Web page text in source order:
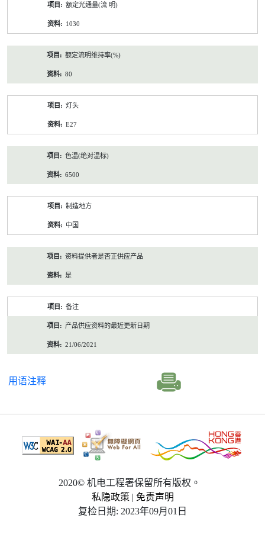
额定光通量(流 明)
1030
额定流明维持率(%)
80
灯头
E27
色温(绝对温标)
6500
制造地方
中国
资料提供者是否正供应产品
是
备注
产品供应资料的最近更新日期
21/06/2021
用语注释
2020© 机电工程署保留所有版权。
私隐政策 | 免责声明
复检日期: 2023年09月01日